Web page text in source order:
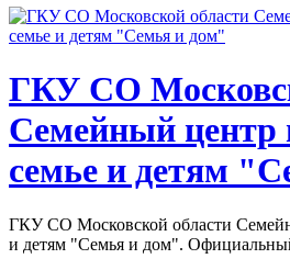
ГКУ СО
Семейный
семье и детям
ГКУ СО Московской области
и детям "Семья и дом".